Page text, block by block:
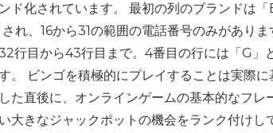
ド化されています。 最初の列のブランドは
れ、16から31の範囲の電話番号のみがあり
行目から43行目まで。4番目の行には「G
。 ビンゴを積極的にプレイすることは実際
た直後に、オンラインゲームの基本的なフ
大きなジャックポットの機会をランク付けし